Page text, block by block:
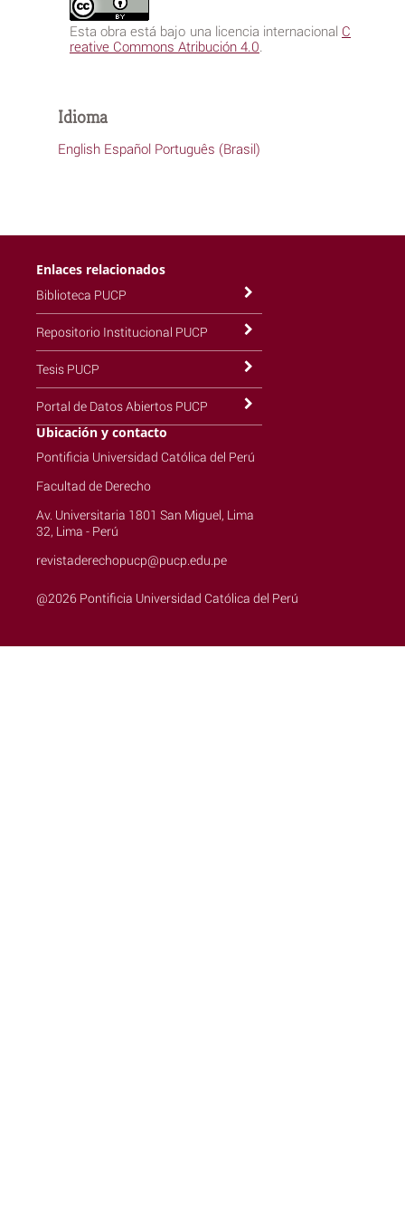
Esta obra está bajo una licencia internacional C
reative Commons Atribución 4.0.
Idioma
English Español Português (Brasil)
Enlaces relacionados
Biblioteca PUCP
Repositorio Institucional PUCP
Tesis PUCP
Portal de Datos Abiertos PUCP
Ubicación y contacto
Pontificia Universidad Católica del Perú
Facultad de Derecho
Av. Universitaria 1801 San Miguel, Lima
32, Lima - Perú
revistaderechopucp@pucp.edu.pe
@2026 Pontificia Universidad Católica del Perú